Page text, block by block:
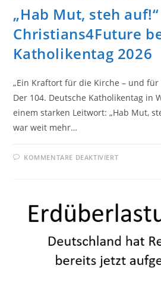
„Hab Mut, steh auf!“
Christians4Future
Katholikentag 2026
„Ein Kraftort für die Kirche – und für
Der 104. Deutsche Katholikentag in
einem starken Leitwort: „Hab Mut,
war weit mehr…
KOMMENTARE DEAKTIVIERTFÜR
BEIM